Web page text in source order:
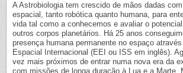
A Astrobiologia tem crescido de mãos dadas
espacial, tanto robótica quanto humana, para
vida tal como a conhecemos e avaliar o
outros corpos planetários. Há 25 anos
presença humana permanente no espaço
Espacial Internacional (EEI ou ISS em inglês).
vez mais próximos de entrar numa nova era da
com missões de longa duração à Lua e a Marte.